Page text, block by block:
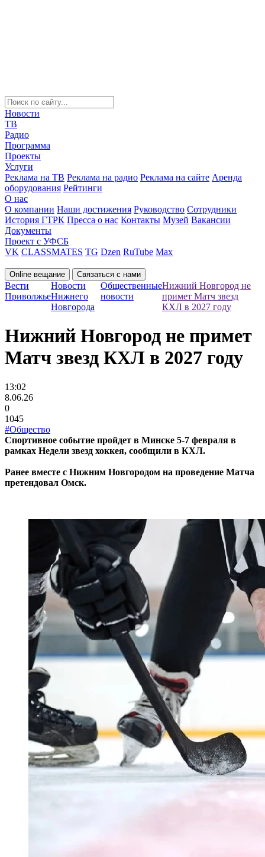
Новости
ТВ
Радио
Программа
Проекты
Услуги
Реклама на ТВ Реклама на радио Реклама на сайте Аренда
оборудования Рейтинги
О нас
О компании Наши достижения Руководство Сотрудники
История ГТРК Пресса о нас Контакты Музей Вакансии
Документы
Проект с УФСБ
VK CLASSMATES TG Dzen RuTube Max
Online вещание Связаться с нами
Вести
Приволжье
Новости
Нижнего
Новгорода
Общественные
новости
Нижний Новгород не
примет Матч звезд
КХЛ в 2027 году
Нижний Новгород не примет
Матч звезд КХЛ в 2027 году
13:02
8.06.26
0
1045
#Общество
Спортивное событие пройдет в Минске 5-7 февраля в
рамках Недели звезд хоккея, сообщили в КХЛ.
Ранее вместе с Нижним Новгородом на проведение Матча
претендовал Омск.